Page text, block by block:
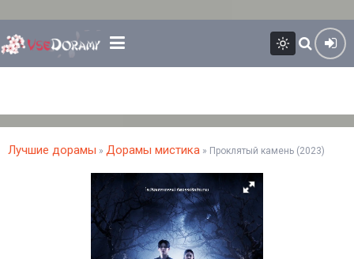
Лучшие дорамы » Дорамы мистика » Проклятый камень (2023)